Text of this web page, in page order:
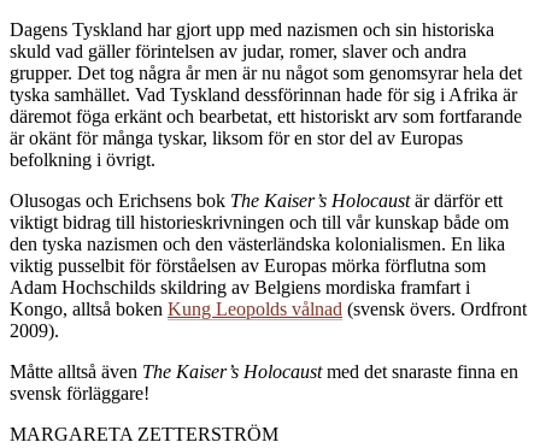
Dagens Tyskland har gjort upp med nazismen och sin historiska
skuld vad gäller förintelsen av judar, romer, slaver och andra
grupper. Det tog några år men är nu något som genomsyrar hela det
tyska samhället. Vad Tyskland dessförinnan hade för sig i Afrika är
däremot föga erkänt och bearbetat, ett historiskt arv som fortfarande
är okänt för många tyskar, liksom för en stor del av Europas
befolkning i övrigt.
Olusogas och Erichsens bok The Kaiser’s Holocaustär därför ett
viktigt bidrag till historieskrivningen och till vår kunskap både om
den tyska nazismen och den västerländska kolonialismen. En lika
viktig pusselbit för förståelsen av Europas mörka förflutna som
Adam Hochschilds skildring av Belgiens mordiska framfart i
Kongo, alltså boken Kung Leopolds vålnad (svensk övers. Ordfront
2009).
Måtte alltså även The Kaiser’s Holocaustmed det snaraste finna en
svensk förläggare!
MARGARETA ZETTERSTRÖM